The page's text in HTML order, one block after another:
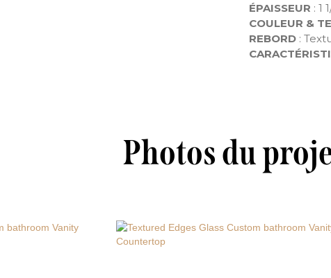
ÉPAISSEUR : 1
COULEUR &
REBORD :
Photos du